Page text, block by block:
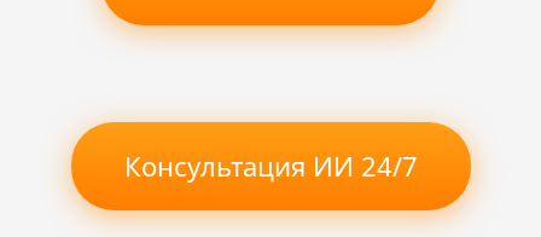
Консультация ИИ 24/7